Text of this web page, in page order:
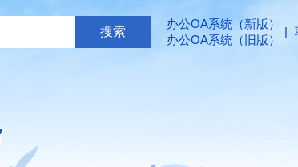
办公OA系统（新版）
办公OA系统（旧版）
|